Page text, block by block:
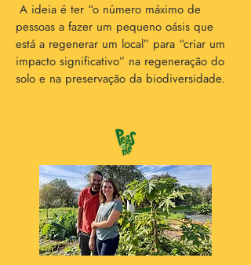
A ideia é ter “o número máximo de
pessoas a fazer um pequeno oásis que
está a regenerar um local” para “criar um
impacto significativo” na regeneração do
solo e na preservação da biodiversidade.